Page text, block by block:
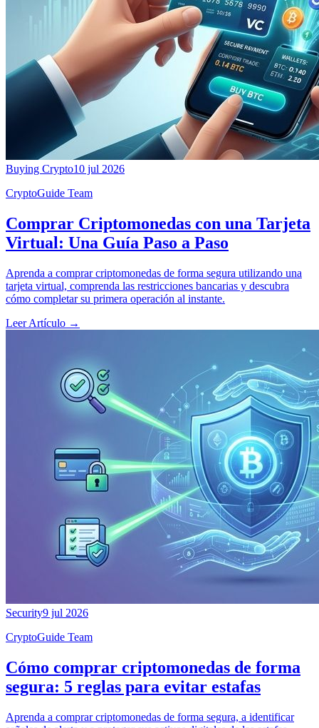
Buying Crypto10 jul 2026
CryptoGuide Team
Comprar Criptomonedas con una Tarjeta
Virtual: Una Guía Paso a Paso
Aprenda a comprar criptomonedas de forma segura utilizando una
tarjeta virtual, comprenda las restricciones bancarias y descubra
cómo completar su primera operación al instante.
Leer Artículo →
Security9 jul 2026
CryptoGuide Team
Cómo comprar criptomonedas de forma
segura: 5 reglas para evitar estafas
Aprenda a comprar criptomonedas de forma segura, a identificar